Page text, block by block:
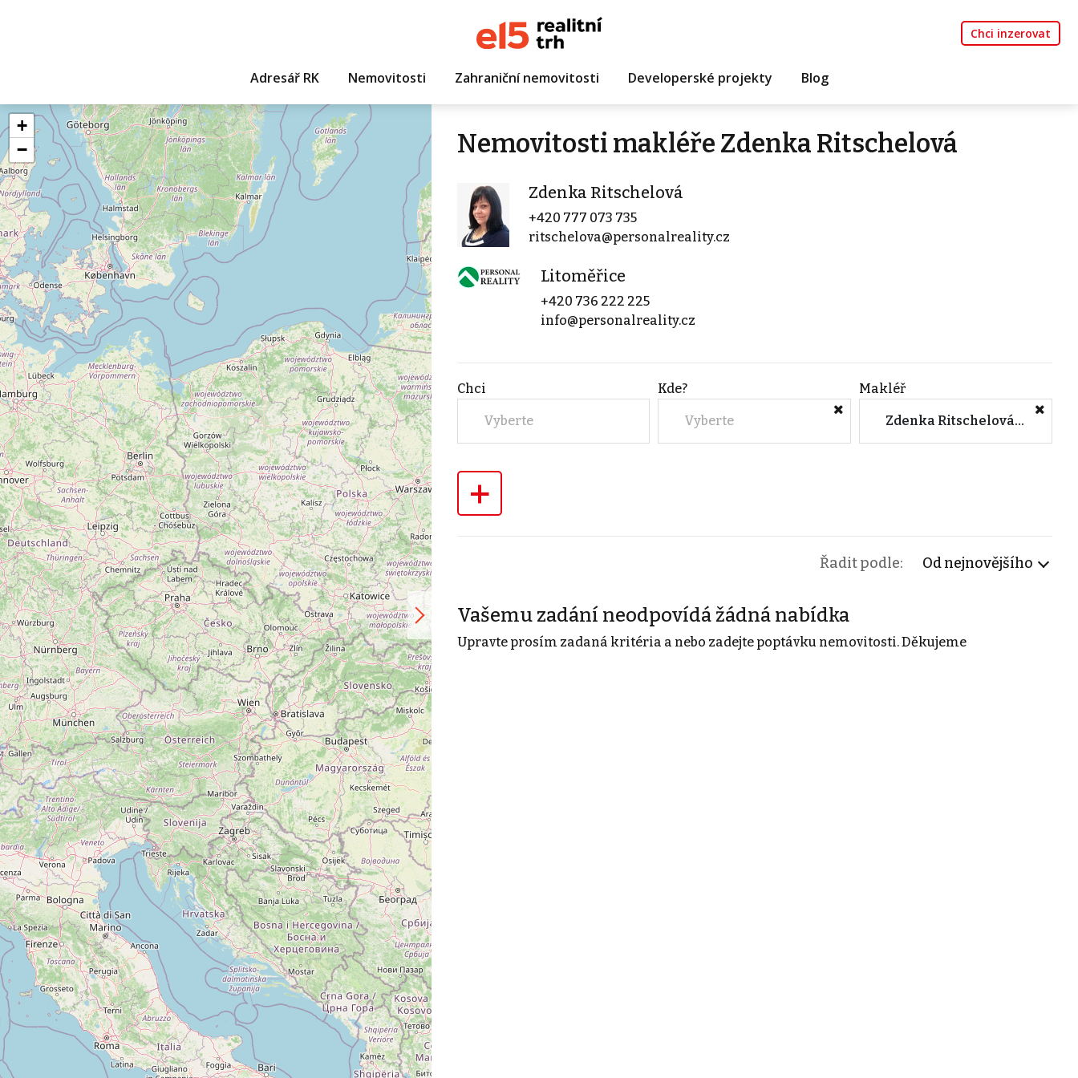
Chci inzerovat
Adresář RK Nemovitosti Zahraniční nemovitosti Developerské projekty Blog
+
−
Nemovitosti makléře Zdenka Ritschelová
Zdenka Ritschelová
+420 777 073 735
ritschelova@personalreality.cz
Litoměřice
+420 736 222 225
info@personalreality.cz
Chci
Vyberte
Kde?
Vyberte
Makléř
Zdenka Ritschelová (Litoměřice)
+
Řadit podle: Od nejnovějšího
Vašemu zadání neodpovídá žádná nabídka
Upravte prosím zadaná kritéria a nebo zadejte poptávku nemovitosti. Děkujeme